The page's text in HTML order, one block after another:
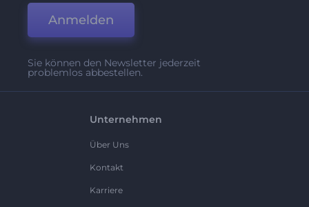
Anmelden
Sie können den Newsletter jederzeit
problemlos abbestellen.
Unternehmen
Über Uns
Kontakt
Karriere